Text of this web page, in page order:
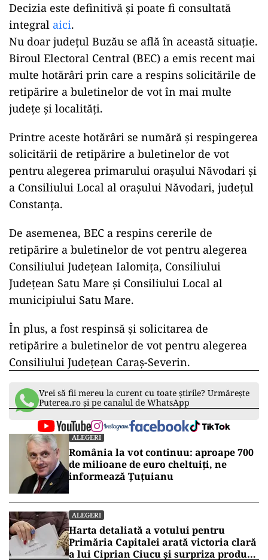
Decizia este definitivă și poate fi consultată
integral aici.
Nu doar județul Buzău se află în această situație.
Biroul Electoral Central (BEC) a emis recent mai
multe hotărâri prin care a respins solicitările de
retipărire a buletinelor de vot în mai multe
județe și localități.
Printre aceste hotărâri se numără și respingerea
solicitării de retipărire a buletinelor de vot
pentru alegerea primarului orașului Năvodari și
a Consiliului Local al orașului Năvodari, județul
Constanța.
De asemenea, BEC a respins cererile de
retipărire a buletinelor de vot pentru alegerea
Consiliului Județean Ialomița, Consiliului
Județean Satu Mare și Consiliului Local al
municipiului Satu Mare.
În plus, a fost respinsă și solicitarea de
retipărire a buletinelor de vot pentru alegerea
Consiliului Județean Caraș-Severin.
Vrei să fii mereu la curent cu toate știrile? Urmărește
Puterea.ro și pe canalul de WhatsApp
ALEGERI
România la vot continuu: aproape 700
de milioane de euro cheltuiți, ne
informează Țuțuianu
ALEGERI
Harta detaliată a votului pentru
Primăria Capitalei arată victoria clară
a lui Ciprian Ciucu și surpriza produsă